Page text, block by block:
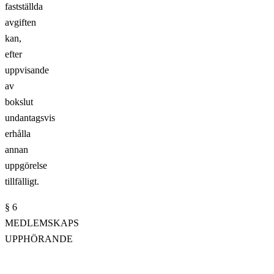
fastställda
avgiften
kan,
efter
uppvisande
av
bokslut
undantagsvis
erhålla
annan
uppgörelse
tillfälligt.
§ 6
MEDLEMSKAPS
UPPHÖRANDE